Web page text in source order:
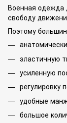
Военная одежда
свободу
Поэтому
эластичную
усиленную
регулировку
удобные
большое